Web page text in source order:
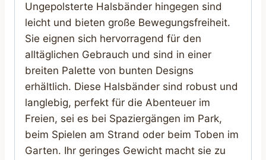
Ungepolsterte Halsbänder hingegen sind
leicht und bieten große Bewegungsfreiheit.
Sie eignen sich hervorragend für den
alltäglichen Gebrauch und sind in einer
breiten Palette von bunten Designs
erhältlich. Diese Halsbänder sind robust und
langlebig, perfekt für die Abenteuer im
Freien, sei es bei Spaziergängen im Park,
beim Spielen am Strand oder beim Toben im
Garten. Ihr geringes Gewicht macht sie zu